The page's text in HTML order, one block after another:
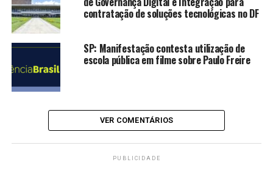
A Biblioteca Pública receberá o nome Maruska
Techmeier Morato, bibliotecária e voluntária dedicada a
projetos de leitura e incentivo ao acesso ao livro. As
biografias completas dos homenageados estão
disponíveis na página da Administração Regional do
LEIA TAMBÉM
contratação de soluções tecnológicas no DF
SP: Manifestação contesta utilização de
escola pública em filme sobre Paulo Freire
VER COMENTÁRIOS
PUBLICIDADE